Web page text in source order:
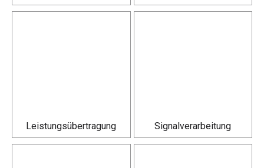
Leistungs­übertragung Signal­verarbeitung